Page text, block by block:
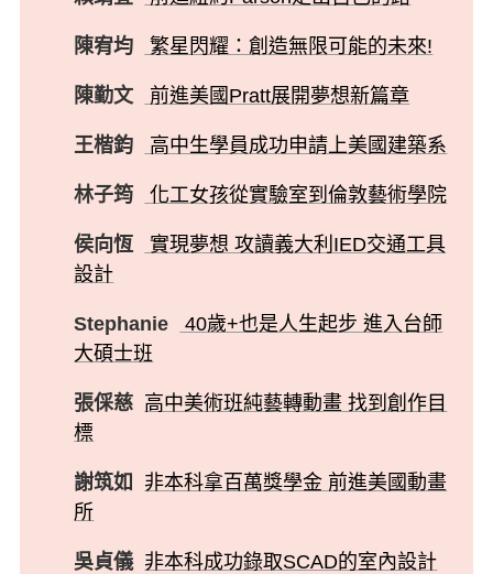
陳宥均 繁星閃耀：創造無限可能的未來!
陳勤文 前進美國Pratt展開夢想新篇章
王楷鈞 高中生學員成功申請上美國建築系
林子筠 化工女孩從實驗室到倫敦藝術學院
侯向恆
實現夢想 攻讀義大利IED交通工具
設計
Stephanie
40歲+也是人生起步 進入台師
大碩士班
張倸慈 高中美術班純藝轉動畫 找到創作目
標
謝筑如
非本科拿百萬獎學金 前進美國動畫
所
吳貞儀 非本科成功錄取SCAD的室內設計